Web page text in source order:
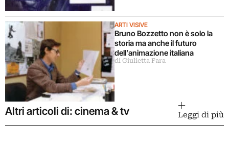
ARTI VISIVE
Bruno Bozzetto non è solo la
storia ma anche il futuro
dell’animazione italiana
di Giulietta Fara
Altri articoli di: cinema & tv Leggi di più